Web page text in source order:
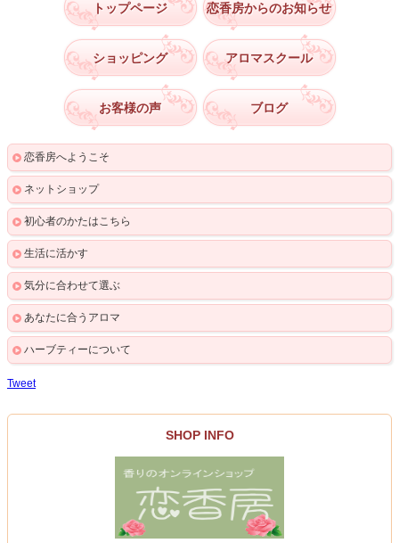
トップページ 恋香房からのお知らせ
ショッピング アロマスクール
お客様の声 ブログ
恋香房へようこそ
ネットショップ
初心者のかたはこちら
生活に活かす
気分に合わせて選ぶ
あなたに合うアロマ
ハーブティーについて
Tweet
SHOP INFO